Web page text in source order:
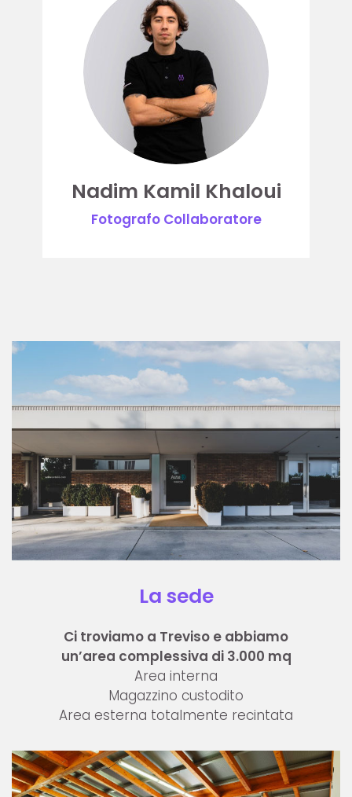
Nadim Kamil Khaloui
Fotografo Collaboratore
La sede
Ci troviamo a Treviso e abbiamo
un’area complessiva di 3.000 mq
Area interna
Magazzino custodito
Area esterna totalmente recintata